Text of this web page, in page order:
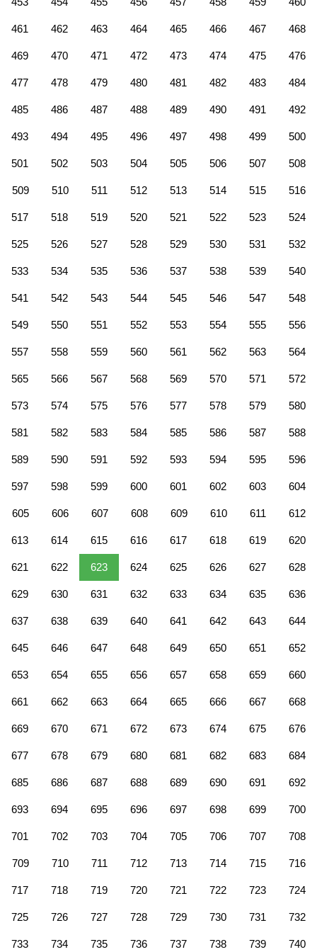
461 462 463 464 465 466 467 468
469 470 471 472 473 474 475 476
477 478 479 480 481 482 483 484
485 486 487 488 489 490 491 492
493 494 495 496 497 498 499 500
501 502 503 504 505 506 507 508
509 510 511 512 513 514 515 516
517 518 519 520 521 522 523 524
525 526 527 528 529 530 531 532
533 534 535 536 537 538 539 540
541 542 543 544 545 546 547 548
549 550 551 552 553 554 555 556
557 558 559 560 561 562 563 564
565 566 567 568 569 570 571 572
573 574 575 576 577 578 579 580
581 582 583 584 585 586 587 588
589 590 591 592 593 594 595 596
597 598 599 600 601 602 603 604
605 606 607 608 609 610 611 612
613 614 615 616 617 618 619 620
621 622 623 624 625 626 627 628
629 630 631 632 633 634 635 636
637 638 639 640 641 642 643 644
645 646 647 648 649 650 651 652
653 654 655 656 657 658 659 660
661 662 663 664 665 666 667 668
669 670 671 672 673 674 675 676
677 678 679 680 681 682 683 684
685 686 687 688 689 690 691 692
693 694 695 696 697 698 699 700
701 702 703 704 705 706 707 708
709 710 711 712 713 714 715 716
717 718 719 720 721 722 723 724
725 726 727 728 729 730 731 732
733 734 735 736 737 738 739 740